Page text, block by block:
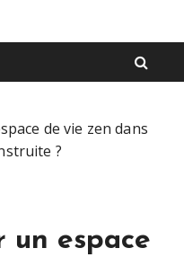
de vie zen dans
?
un espace